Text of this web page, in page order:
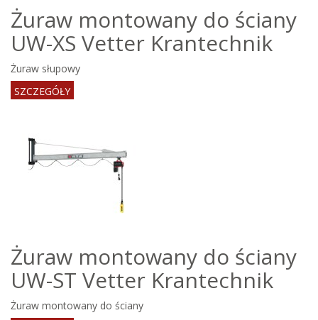
Żuraw montowany do ściany
UW-XS Vetter Krantechnik
Żuraw słupowy
SZCZEGÓŁY
Żuraw montowany do ściany
UW-ST Vetter Krantechnik
Żuraw montowany do ściany